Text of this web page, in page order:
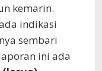
kemarin.
indikasi
sembari
ini ada